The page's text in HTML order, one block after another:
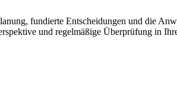
fundierte Entscheidungen und die
und regelmäßige Überprüfung in